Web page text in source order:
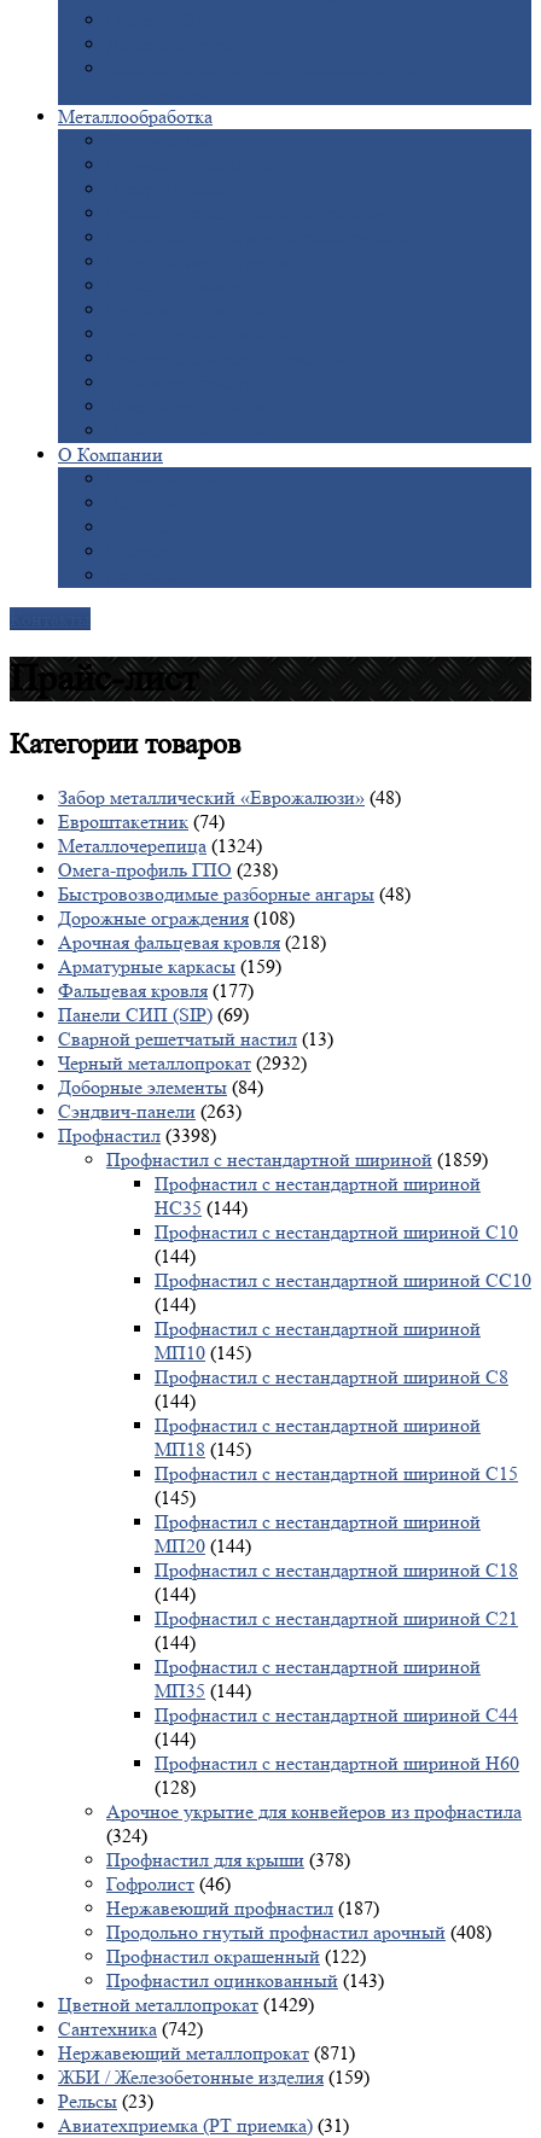
Металлообработка
О Компании
Прайс-лист
Категориитоваров
Забор металлический «Еврожалюзи» (48)
Евроштакетник (74)
Металлочерепица (1324)
Омега-профиль ГПО (238)
Быстровозводимые разборные ангары (48)
Дорожные ограждения (108)
Арочная фальцевая кровля (218)
Арматурные каркасы (159)
Фальцевая кровля (177)
Панели СИП (SIP) (69)
Сварной решетчатый настил (13)
Черный металлопрокат (2932)
Доборные элементы (84)
Сэндвич-панели (263)
Профнастил (3398)
Профнастил с нестандартной шириной (1859)
Профнастил с нестандартной шириной
НС35 (144)
Профнастил с нестандартной шириной С10
(144)
Профнастил с нестандартной шириной СС10
(144)
Профнастил с нестандартной шириной
МП10 (145)
Профнастил с нестандартной шириной С8
(144)
Профнастил с нестандартной шириной
МП18 (145)
Профнастил с нестандартной шириной С15
(145)
Профнастил с нестандартной шириной
МП20 (144)
Профнастил с нестандартной шириной С18
(144)
Профнастил с нестандартной шириной С21
(144)
Профнастил с нестандартной шириной
МП35 (144)
Профнастил с нестандартной шириной С44
(144)
Профнастил с нестандартной шириной Н60
(128)
Арочное укрытие для конвейеров из профнастила
(324)
Профнастил для крыши (378)
Гофролист (46)
Нержавеющий профнастил (187)
Продольно гнутый профнастил арочный (408)
Профнастил окрашенный (122)
Профнастил оцинкованный (143)
Цветной металлопрокат (1429)
Сантехника (742)
Нержавеющий металлопрокат (871)
ЖБИ / Железобетонные изделия (159)
Рельсы (23)
Авиатехприемка (РТ приемка) (31)